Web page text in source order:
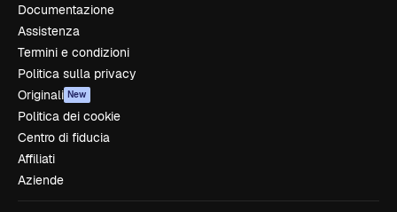
Documentazione
Assistenza
Termini e condizioni
Politica sulla privacy
Originali New
Politica dei cookie
Centro di fiducia
Affiliati
Aziende